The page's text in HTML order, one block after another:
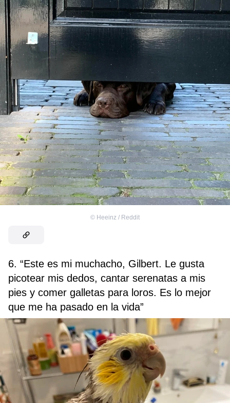
© Heeinz / Reddit
6. “Este es mi muchacho, Gilbert. Le gusta
picotear mis dedos, cantar serenatas a mis
pies y comer galletas para loros. Es lo mejor
que me ha pasado en la vida”